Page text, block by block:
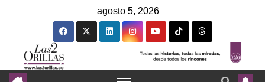
agosto 5, 2026